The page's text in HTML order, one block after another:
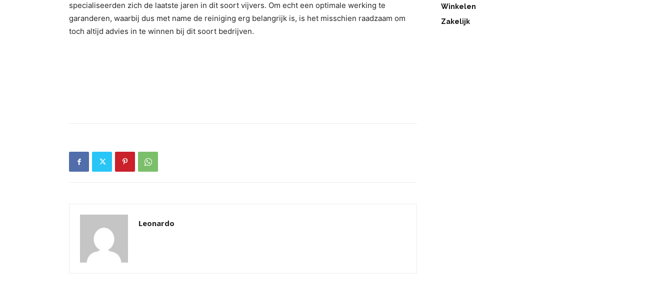
specialiseerden zich de laatste jaren in dit soort vijvers. Om echt een optimale werking te
garanderen, waarbij dus met name de reiniging erg belangrijk is, is het misschien raadzaam om
toch altijd advies in te winnen bij dit soort bedrijven.
Leonardo
Winkelen
Zakelijk